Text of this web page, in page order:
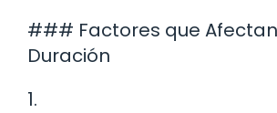
### Factores que
Duración
1.